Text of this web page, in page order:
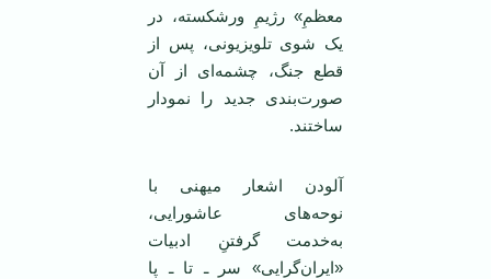
معظمِ» رژیمِ ورشکسته، در
یک شوی تلویزیونی، پس از
قطع جنگ، چشمه‌ای از آن
صورت‌بندی جدید را نمودار
ساختند.
آلودن اشعار میهنی با
نوحه‌های عاشورایی،
به‌خدمت گرفتنِ ادبیات
«ایران‌گرایی» سر ـ تا ـ پا